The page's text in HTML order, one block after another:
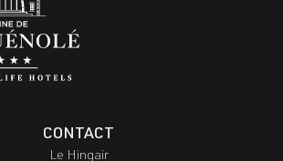
CONTACT
Le Hingair